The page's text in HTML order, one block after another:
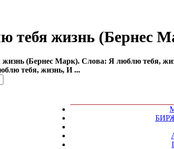
тебя жизнь (Бернес
(Бернес Марк). Слова: Я люблю тебя,
тебя, жизнь, И ...